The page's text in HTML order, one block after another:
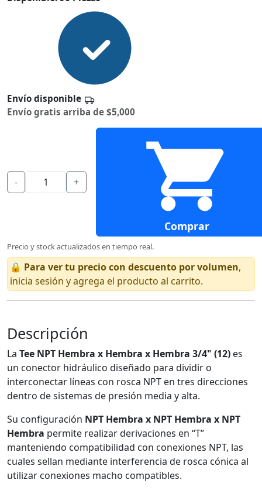
Envío disponible
Envío gratis arriba de $5,000
- +
Comprar
Precio y stock actualizados en tiempo real.
🔒 Para ver tu precio con descuento por volumen,
inicia sesión y agrega el producto al carrito.
Descripción
La Tee NPT Hembra x Hembra x Hembra 3/4" (12) es
un conector hidráulico diseñado para dividir o
interconectar líneas con rosca NPT en tres direcciones
dentro de sistemas de presión media y alta.
Su configuración NPT Hembra x NPT Hembra x NPT
Hembra permite realizar derivaciones en “T”
manteniendo compatibilidad con conexiones NPT, las
cuales sellan mediante interferencia de rosca cónica al
utilizar conexiones macho compatibles.